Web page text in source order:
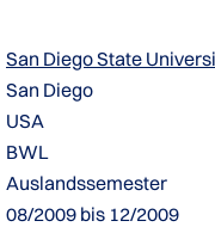
San Diego State
San Diego
USA
BWL
Auslandssemester
08/2009 bis 12/2009